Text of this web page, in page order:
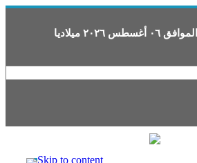
الموافق ٠٦ أغسطس ٢٠٢٦ ميلاديا
Skip to content